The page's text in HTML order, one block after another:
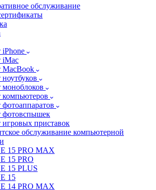
обслуживание
iPhone
iMac
MacBook
моноблоков
компьютеров
фотовспышек
игровых приставок
обслуживание компьютерной
15 PRO MAX
15 PRO
15 PLUS
15
14 PRO MAX